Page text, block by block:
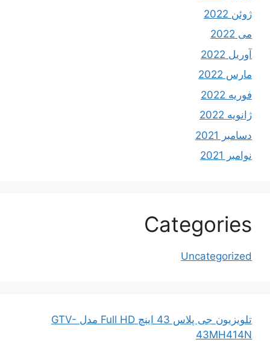
ژوئن 2022
می 2022
آوریل 2022
مارس 2022
فوریه 2022
ژانویه 2022
دسامبر 2021
نوامبر 2021
Categories
Uncategorized
تلویزیون جی پلاس 43 اینچ Full HD مدل GTV-
43MH414N